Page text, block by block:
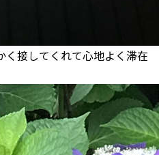
接してくれて心地よく滞在